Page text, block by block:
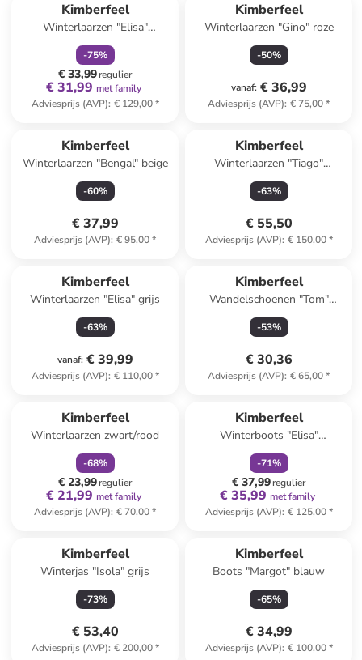
Kimberfeel
Winterlaarzen "Elisa"
donkerbruin
-75%
€ 33,99regulier
€ 31,99 met family
Adviesprijs (AVP): € 129,00*
Kimberfeel
Winterlaarzen "Gino" roze
-50%
vanaf: € 36,99
Adviesprijs (AVP): € 75,00*
Kimberfeel
Winterlaarzen "Bengal" beige
-60%
€ 37,99
Adviesprijs (AVP): € 95,00*
Kimberfeel
Winterlaarzen "Tiago"
lichtbruin/zwart
-63%
€ 55,50
Adviesprijs (AVP): € 150,00*
Kimberfeel
Winterlaarzen "Elisa" grijs
-63%
vanaf: € 39,99
Adviesprijs (AVP): € 110,00*
Kimberfeel
Wandelschoenen "Tom"
zwart/rood
-53%
€ 30,36
Adviesprijs (AVP): € 65,00*
Kimberfeel
Winterlaarzen zwart/rood
-68%
€ 23,99regulier
€ 21,99 met family
Adviesprijs (AVP): € 70,00*
Kimberfeel
Winterboots "Elisa"
cognackleurig
-71%
€ 37,99regulier
€ 35,99 met family
Adviesprijs (AVP): € 125,00*
Kimberfeel
Winterjas "Isola" grijs
-73%
€ 53,40
Adviesprijs (AVP): € 200,00*
Kimberfeel
Boots "Margot" blauw
-65%
€ 34,99
Adviesprijs (AVP): € 100,00*